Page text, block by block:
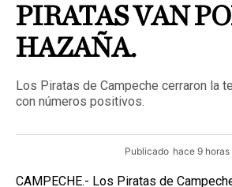
PIRATAS VAN
HAZAÑA.
Los Piratas de Campeche cerraron la
con números positivos.
Publicado hace 9 horas
CAMPECHE.- Los Piratas de